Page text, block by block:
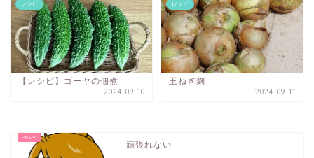
レシピ
【レシピ】ゴーヤの佃煮
2024-09-10
レシピ
玉ねぎ麹
2024-09-11
頑張れない